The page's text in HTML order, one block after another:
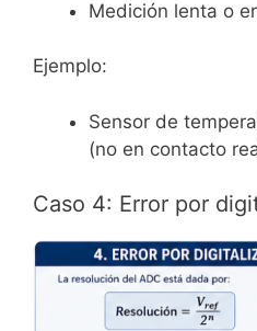
Medición lenta o
Ejemplo:
Sensor de
(no en contacto
Caso 4: Error por